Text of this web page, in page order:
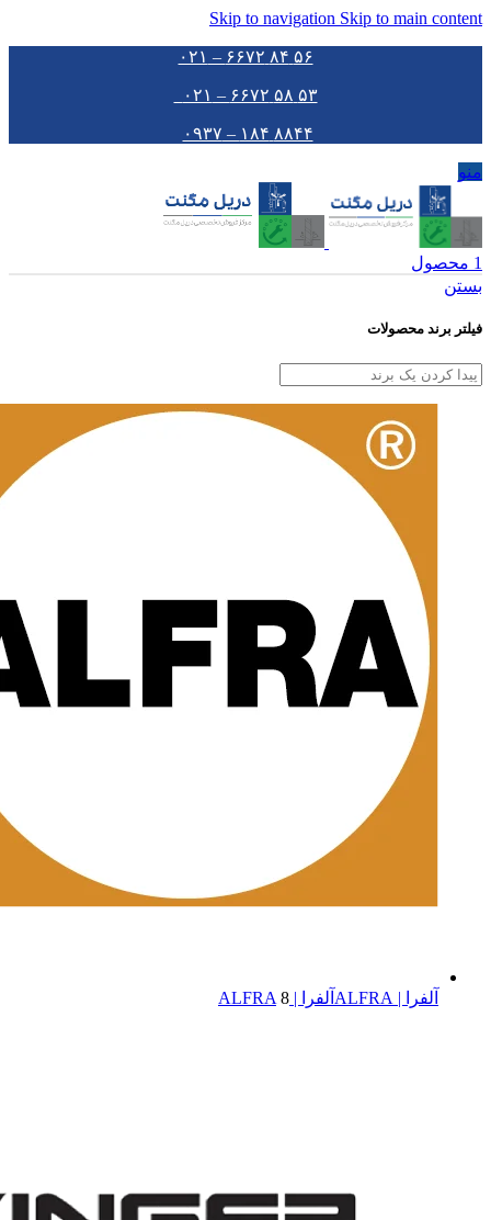
Skip to navigation Skip to main content
۵۶ ۸۴ ۶۶۷۲ – ۰۲۱
۵۳ ۵۸ ۶۶۷۲ – ۰۲۱
۸۸۴۴ ۱۸۴ – ۰۹۳۷
منو
1 محصول
بستن
فیلتر برند محصولات
آلفرا | ALFRA آلفرا | ALFRA 8